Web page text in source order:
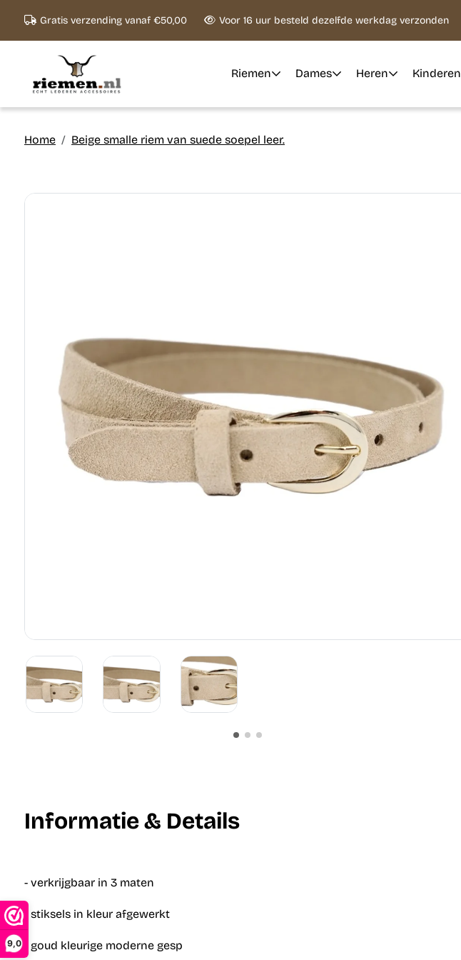
9,0
Gratis verzending vanaf €50,00 Voor 16 uur besteld dezelfde werkdag verzonden
Riemen Dames Heren Kinderen
Home Beige smalle riem van suede soepel leer.
Informatie & Details
- verkrijgbaar in 3 maten
- stiksels in kleur afgewerkt
- goud kleurige moderne gesp